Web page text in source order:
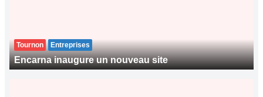
Tournon Entreprises
Encarna inaugure un nouveau site